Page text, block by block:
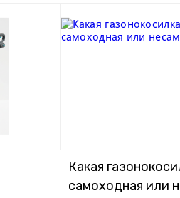
Какая
самоходная или